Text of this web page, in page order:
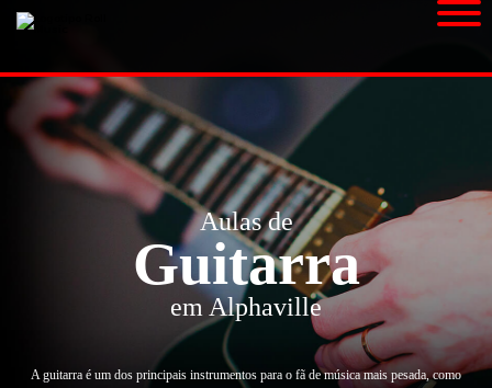
Aulas de
Guitarra
em Alphaville
A guitarra é um dos principais instrumentos para o fã de música mais pesada, como